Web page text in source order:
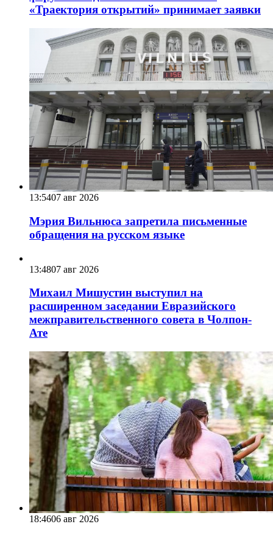
«Траектория открытий» принимает заявки
13:5407 авг 2026
Мэрия Вильнюса запретила письменные
обращения на русском языке
13:4807 авг 2026
Михаил Мишустин выступил на
расширенном заседании Евразийского
межправительственного совета в Чолпон-
Ате
18:4606 авг 2026